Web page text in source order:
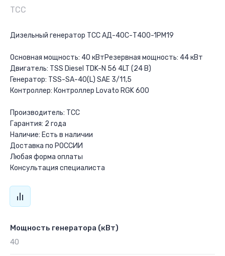
ТСС
Дизельный генератор ТСС АД-40С-Т400-1РМ19
Основная мощность: 40 кВтРезервная мощность: 44 кВт
Двигатель: TSS Diesel TDK-N 56 4LT (24 В)
Генератор: TSS-SA-40(L) SAE 3/11,5
Контроллер: Контроллер Lovato RGK 600
Производитель: ТСС
Гарантия: 2 года
Наличие: Есть в наличии
Доставка по РОССИИ
Любая форма оплаты
Консультация специалиста
Мощность генератора (кВт)
40